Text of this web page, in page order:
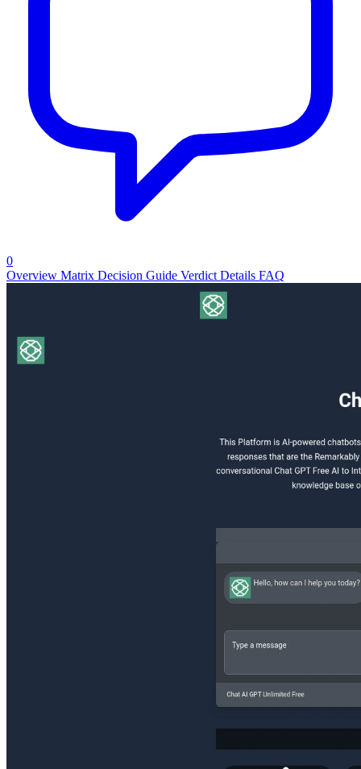
0
Overview Matrix Decision Guide Verdict Details FAQ